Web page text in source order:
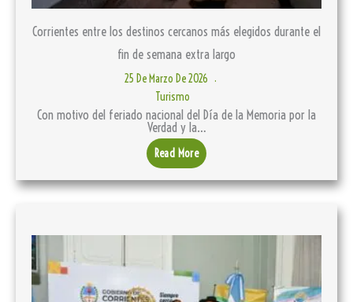
Corrientes entre los destinos cercanos más elegidos durante el
fin de semana extra largo
25 De Marzo De 2026
Turismo
Con motivo del feriado nacional del Día de la Memoria por la
Verdad y la…
Read More